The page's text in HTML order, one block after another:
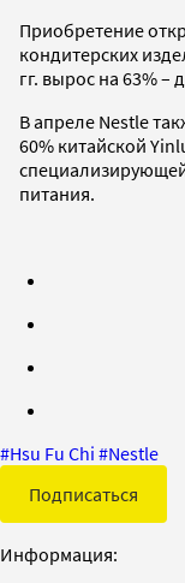
Приобретение
кондитерских
гг. вырос на 63% –
В апреле Nestle
60% китайской
питания.
#Hsu Fu Chi #Nestle
Подписаться
Информация: